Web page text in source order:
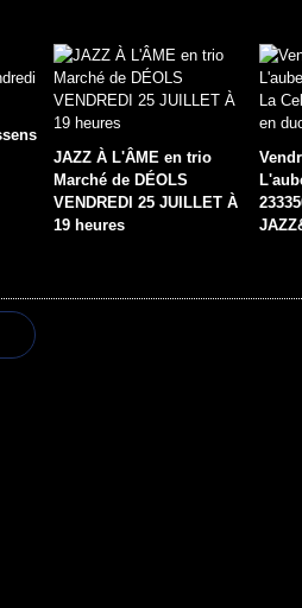
JAZZ À L'ÂME en trio
Marché de DÉOLS
VENDREDI 25 JUILLET À
19 heures